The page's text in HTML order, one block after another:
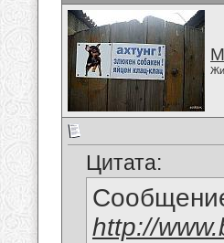
Цитата:
http://